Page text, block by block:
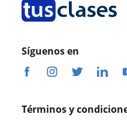
Síguenos en
Términos y